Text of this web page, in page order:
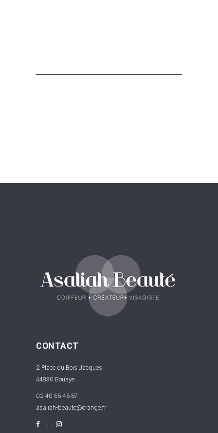
CONTACT
2 Place du Bois Jacques
44830 Bouaye
02 40 65 45 87
asaliah-beaute@orange.fr